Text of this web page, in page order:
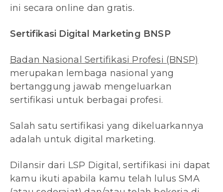
ini secara online dan gratis.
Sertifikasi Digital Marketing BNSP
Badan Nasional Sertifikasi Profesi (BNSP)
merupakan lembaga nasional yang
bertanggung jawab mengeluarkan
sertifikasi untuk berbagai profesi.
Salah satu sertifikasi yang dikeluarkannya
adalah untuk digital marketing.
Dilansir dari LSP Digital, sertifikasi ini dapat
kamu ikuti apabila kamu telah lulus SMA